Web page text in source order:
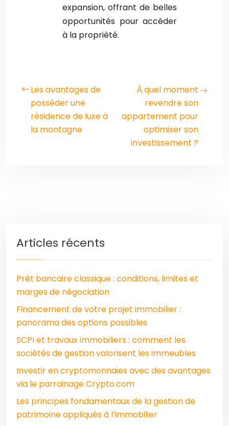
expansion, offrant de belles
opportunités pour accéder
à la propriété.
Les avantages de
posséder une
résidence de luxe à
la montagne
À quel moment
revendre son
appartement pour
optimiser son
investissement ?
Articles récents
Prêt bancaire classique : conditions, limites et
marges de négociation
Financement de votre projet immobilier :
panorama des options possibles
SCPI et travaux immobiliers : comment les
sociétés de gestion valorisent les immeubles
Investir en cryptomonnaies avec des avantages
via le parrainage Crypto.com
Les principes fondamentaux de la gestion de
patrimoine appliqués à l’immobilier